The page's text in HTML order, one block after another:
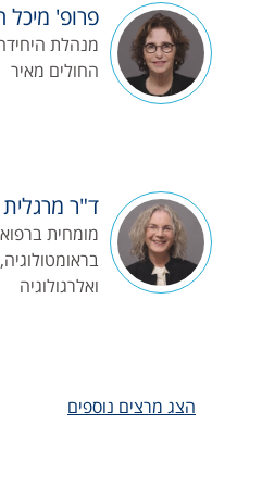
פרופ' מיכל
מנהלת
החולים מאיר
ד"ר
מומחית
ואלרגולוגיה
הצג מרצים נוספים